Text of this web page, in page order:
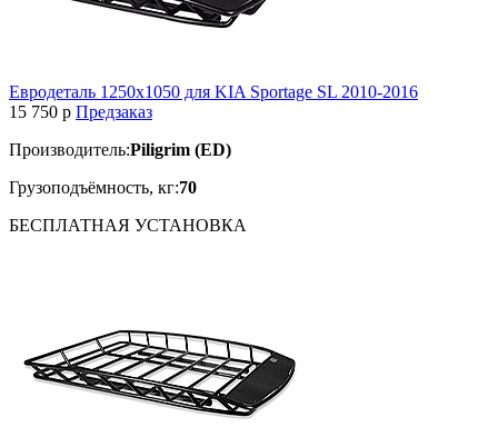
Евродеталь 1250x1050 для KIA Sportage SL 2010-2016
15 750 p Предзаказ
Производитель:Piligrim (ED)
Грузоподъёмность, кг:70
БЕСПЛАТНАЯ УСТАНОВКА